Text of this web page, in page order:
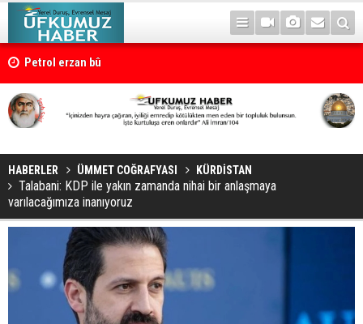
Petrol erzan bû
HABERLER ÜMMET COĞRAFYASI KÜRDİSTAN
Talabani: KDP ile yakın zamanda nihai bir anlaşmaya
varılacağımıza inanıyoruz